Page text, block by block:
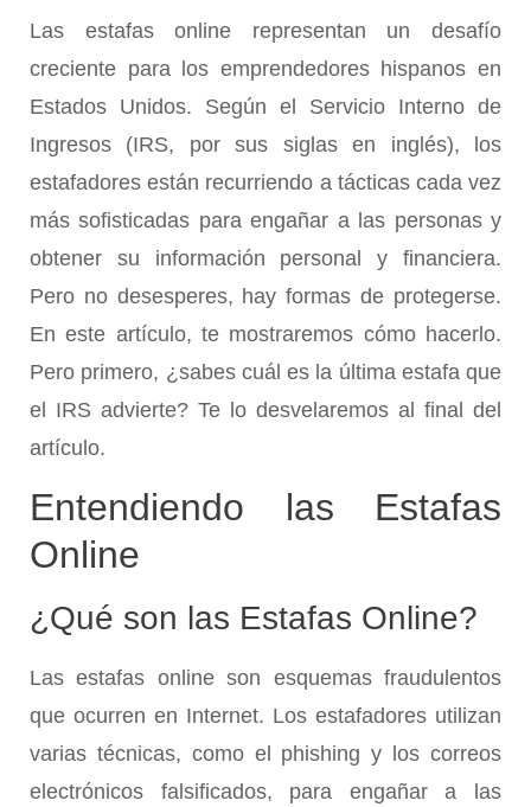
Las estafas online representan un desafío
creciente para los emprendedores hispanos en
Estados Unidos. Según el Servicio Interno de
Ingresos (IRS, por sus siglas en inglés), los
estafadores están recurriendo a tácticas cada vez
más sofisticadas para engañar a las personas y
obtener su información personal y financiera.
Pero no desesperes, hay formas de protegerse.
En este artículo, te mostraremos cómo hacerlo.
Pero primero, ¿sabes cuál es la última estafa que
el IRS advierte? Te lo desvelaremos al final del
artículo.
Entendiendo las Estafas
Online
¿Qué son las Estafas Online?
Las estafas online son esquemas fraudulentos
que ocurren en Internet. Los estafadores utilizan
varias técnicas, como el phishing y los correos
electrónicos falsificados, para engañar a las